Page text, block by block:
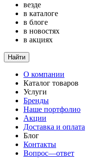
везде
в каталоге
в блоге
в новостях
в акциях
Найти
О компании
Каталог товаров
Услуги
Бренды
Наше портфолио
Акции
Доставка и оплата
Блог
Контакты
Вопрос—ответ